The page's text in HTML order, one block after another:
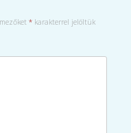
* karakterrel jelöltük